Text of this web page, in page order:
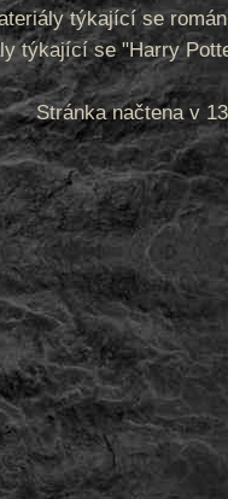
týkající se
týkající se "Harry
Stránka načtena v